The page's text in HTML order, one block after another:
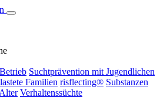
Suchtprävention mit Jugendlichen
Familien risflecting® Substanzen
Verhaltenssüchte